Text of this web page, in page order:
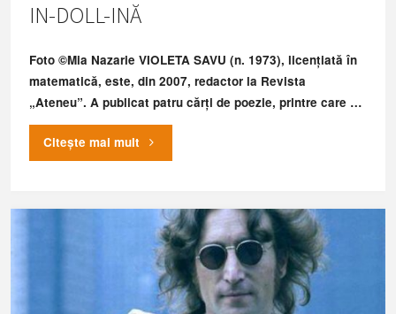
IN-DOLL-INĂ
Foto ©Mia Nazarie VIOLETA SAVU (n. 1973), licențiată în
matematică, este, din 2007, redactor la Revista
„Ateneu”. A publicat patru cărți de poezie, printre care …
Citește mai mult "IN-
INĂ"